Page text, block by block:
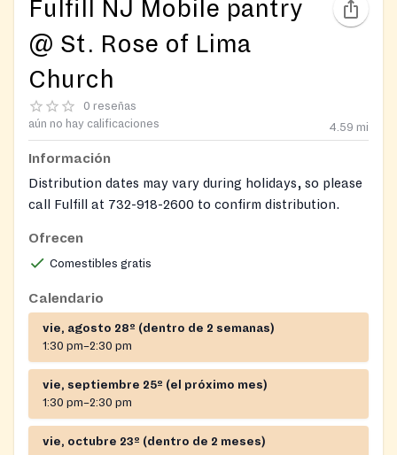
Fulfill NJ Mobile pantry
@ St. Rose of Lima
Church
0 reseñas
aún no hay calificaciones
4.59 mi
Información
Distribution dates may vary during holidays, so please
call Fulfill at 732-918-2600 to confirm distribution.
Ofrecen
Comestibles gratis
Calendario
vie, agosto 28º (dentro de 2 semanas)
1:30 pm–2:30 pm
vie, septiembre 25º (el próximo mes)
1:30 pm–2:30 pm
vie, octubre 23º (dentro de 2 meses)